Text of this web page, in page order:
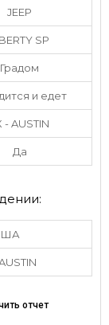
JEEP
SP
Градом
и едет
- AUSTIN
Да
отчет